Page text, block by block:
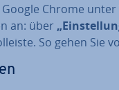
Chrome
an: über
So gehen Sie